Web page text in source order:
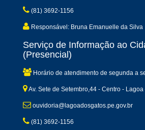
(81) 3692-1156
Responsável: Bruna Emanuelle da Silva
Serviço de Informação ao
(Presencial)
Horário de atendimento de segunda a
Av. Sete de Setembro,44 - Centro -
ouvidoria@lagoadosgatos.pe.gov.br
(81) 3692-1156